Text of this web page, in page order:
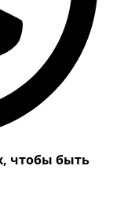
чтобы быть